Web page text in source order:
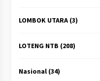
LOMBOK UTARA(3)
LOTENG NTB (208)
Nasional(34)